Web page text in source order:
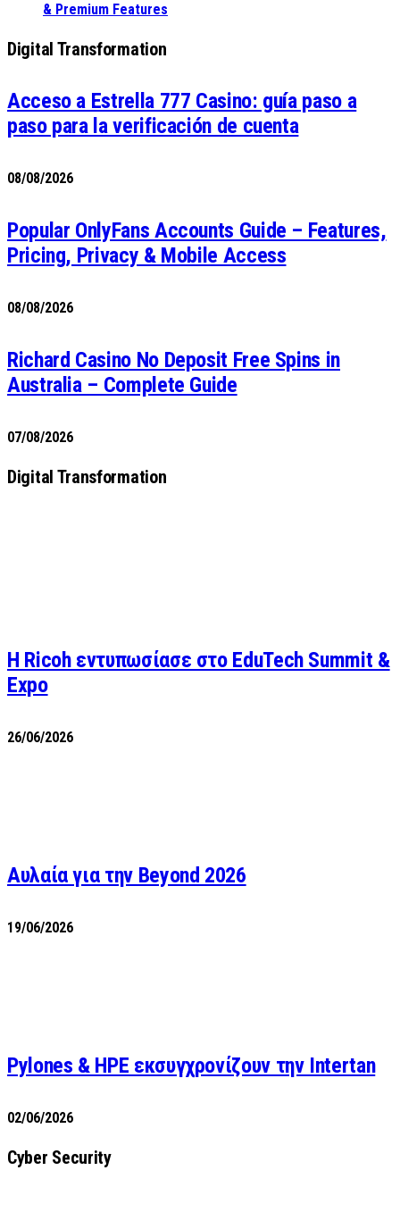
& Premium Features
Digital Transformation
Acceso a Estrella 777 Casino: guía paso a
paso para la verificación de cuenta
08/08/2026
Popular OnlyFans Accounts Guide – Features,
Pricing, Privacy & Mobile Access
08/08/2026
Richard Casino No Deposit Free Spins in
Australia – Complete Guide
07/08/2026
Digital Transformation
Η Ricoh εντυπωσίασε στο EduTech Summit &
Expo
26/06/2026
Αυλαία για την Beyond 2026
19/06/2026
Pylones & HPE εκσυγχρονίζουν την Intertan
02/06/2026
Cyber Security